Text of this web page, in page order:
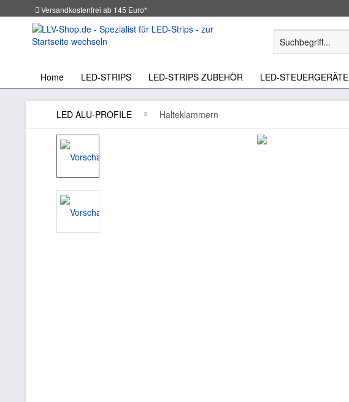
Versandkostenfrei ab 145 Euro*
Home LED-STRIPS LED-STRIPS ZUBEHÖR LED-STEUERGERÄTE
LED ALU-PROFILE Halteklammern